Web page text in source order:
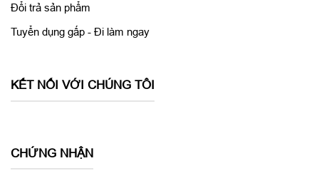
Đổi trả sản phẩm
Tuyển dụng gấp - Đi làm ngay
KẾT NỐI VỚI CHÚNG TÔI
CHỨNG NHẬN